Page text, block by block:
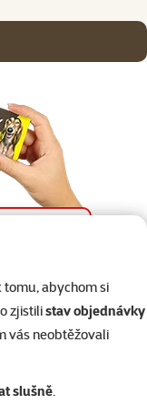
abychom si
zjistilistav objednávky
vás neobtěžovali
slušně.
321 000 180